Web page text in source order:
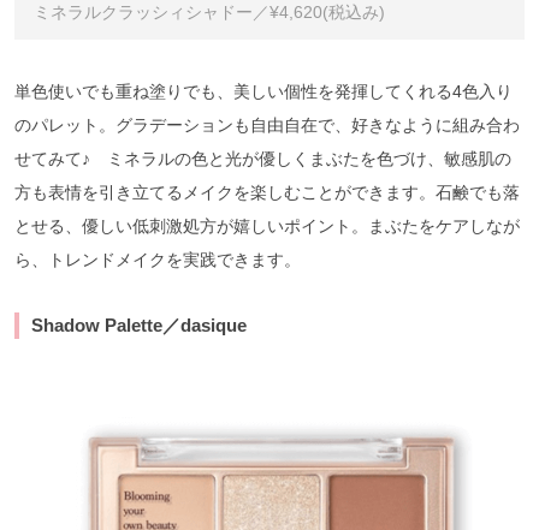
ミネラルクラッシィシャドー／¥4,620(税込み)
単色使いでも重ね塗りでも、美しい個性を発揮してくれる4色入り
のパレット。グラデーションも自由自在で、好きなように組み合わ
せてみて♪ ミネラルの色と光が優しくまぶたを色づけ、敏感肌の
方も表情を引き立てるメイクを楽しむことができます。石鹸でも落
とせる、優しい低刺激処方が嬉しいポイント。まぶたをケアしなが
ら、トレンドメイクを実践できます。
Shadow Palette／dasique